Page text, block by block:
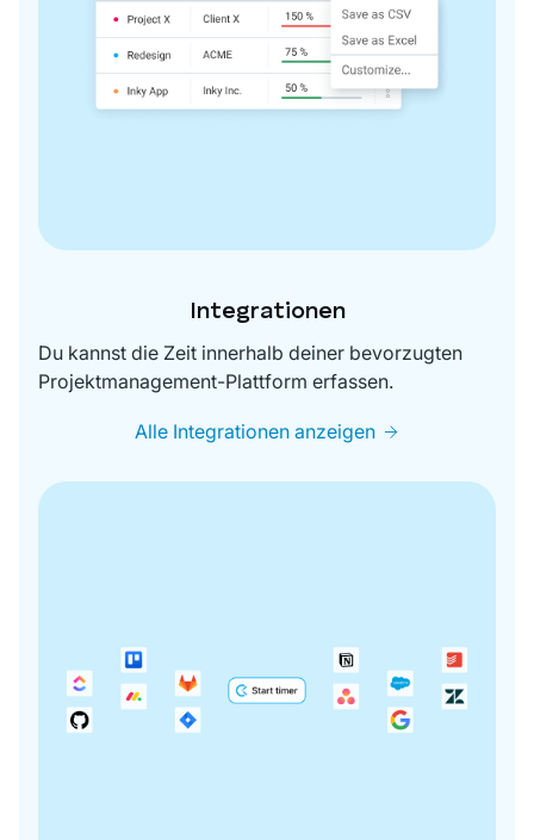
Integrationen
Du kannst die Zeit innerhalb deiner bevorzugten
Projektmanagement-Plattform erfassen.
Alle Integrationen anzeigen